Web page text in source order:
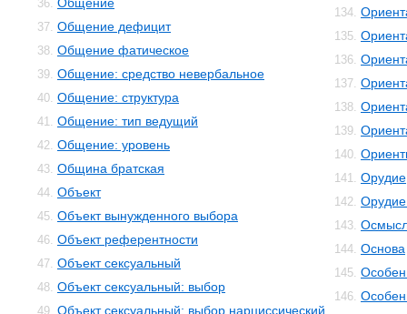
36.
37. Общение дефицит
38. Общение фатическое
39. Общение: средство невербальное
40. Общение: структура
41. Общение: тип ведущий
42. Общение: уровень
43. Община братская
44. Объект
45. Объект вынужденного выбора
46. Объект референтности
47. Объект сексуальный
48. Объект сексуальный: выбор
49. Объект сексуальный: выбор нарциссический
134.
135.
136.
137.
138.
139.
140.
141. Орудие
142. Орудие
143.
144. Основа
145.
146.